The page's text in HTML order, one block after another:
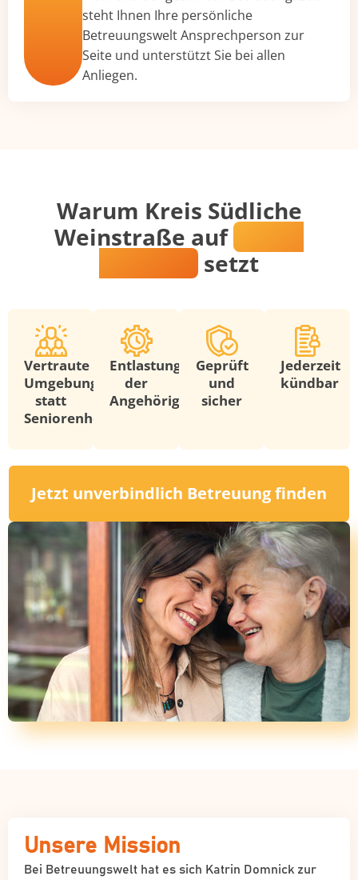
steht Ihnen Ihre persönliche
Betreuungswelt Ansprechperson zur
Seite und unterstützt Sie bei allen
Anliegen.
Warum Kreis Südliche
Weinstraße aufKatrin
Domnick setzt
Vertraute
Umgebung
statt
Seniorenheim
Entlastung
der
Angehörigen
Geprüft
und
sicher
Jederzeit
kündbar
Jetzt unverbindlich Betreuung finden
Unsere Mission
Bei Betreuungswelt hat es sich Katrin Domnick zur